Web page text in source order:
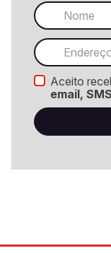
Aceito
email,